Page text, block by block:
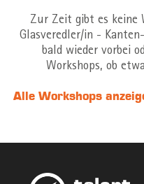
Zur Zeit gibt es keine
Glasveredler/in -
bald wieder vorbei
Workshops, ob
Alle Workshops